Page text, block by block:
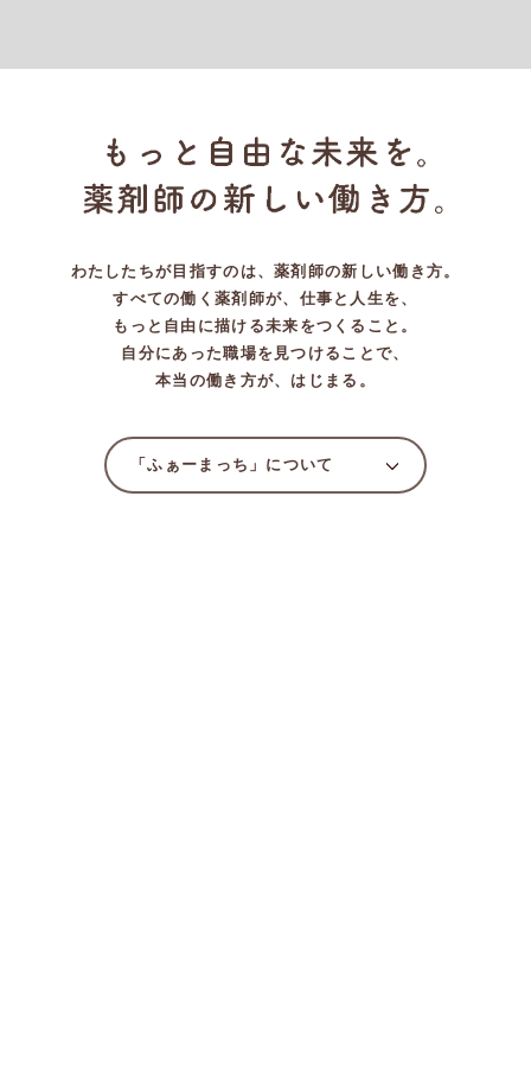
わたしたちが目指すのは、薬剤師の新しい働き方。
すべての働く薬剤師が、仕事と人生を、
もっと自由に描ける未来をつくること。
自分にあった職場を見つけることで、
本当の働き方が、はじまる。
「ふぁーまっち」について